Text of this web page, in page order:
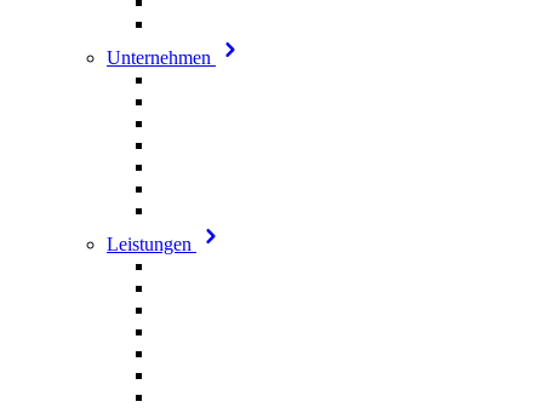
Unternehmen
Leistungen